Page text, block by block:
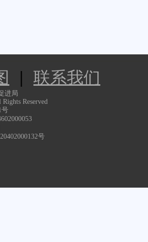
| 联系我们
进局
Reserved
号
号